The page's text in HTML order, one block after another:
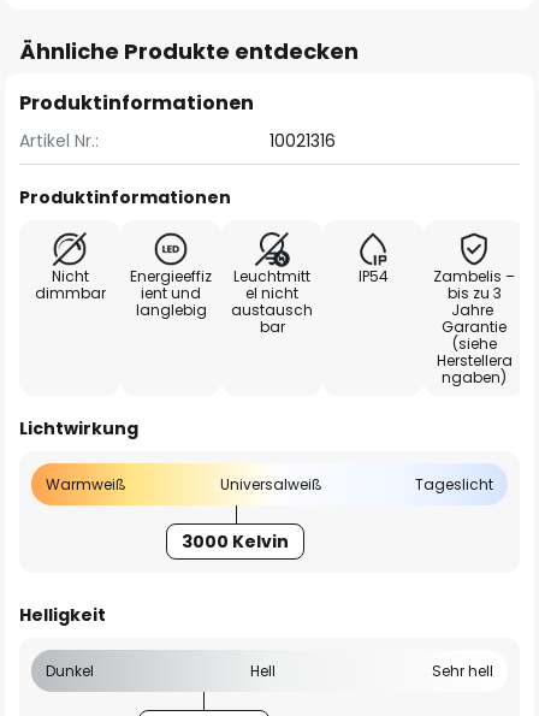
Ähnliche Produkte entdecken
Produktinformationen
Artikel Nr.: 10021316
Produktinformationen
Nicht
dimmbar
Energieeffiz
ient und
langlebig
Leuchtmitt
el nicht
austausch
bar
IP54
Zambelis –
bis zu 3
Jahre
Garantie
(siehe
Herstellera
ngaben)
Lichtwirkung
Warmweiß Universalweiß Tageslicht
3000 Kelvin
Helligkeit
Dunkel Hell Sehr hell